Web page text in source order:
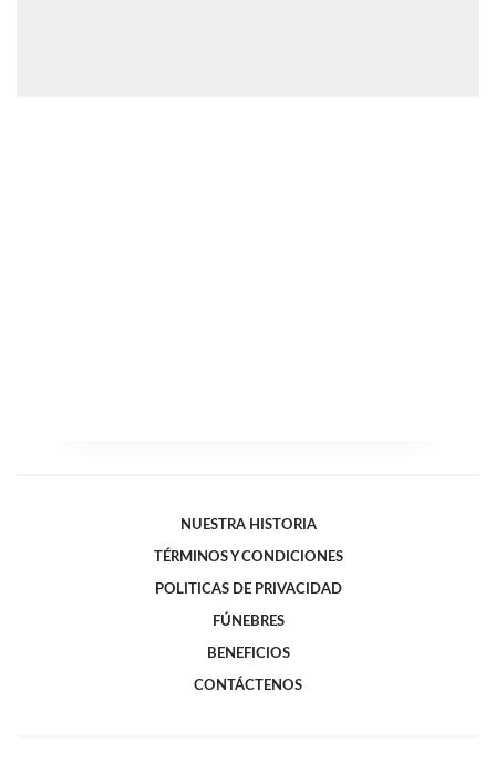
NUESTRA HISTORIA
TÉRMINOS Y CONDICIONES
POLITICAS DE PRIVACIDAD
FÚNEBRES
BENEFICIOS
CONTÁCTENOS